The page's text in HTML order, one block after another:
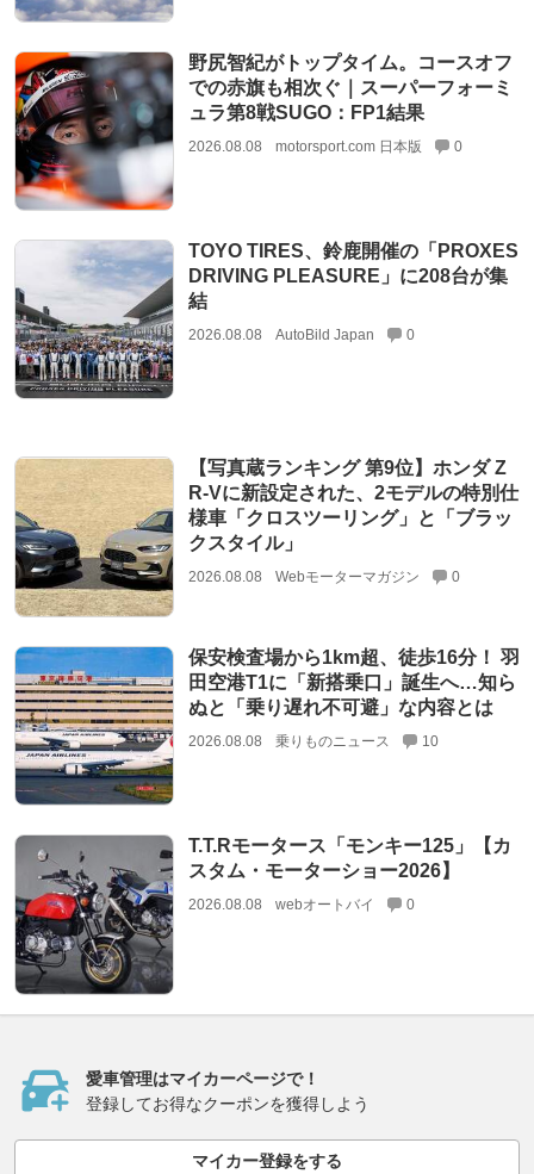
野尻智紀がトップタイム。コースオフ
での赤旗も相次ぐ｜スーパーフォーミ
ュラ第8戦SUGO：FP1結果
2026.08.08 motorsport.com 日本版 0
TOYO TIRES、鈴鹿開催の「PROXES
DRIVING PLEASURE」に208台が集
結
2026.08.08 AutoBild Japan 0
【写真蔵ランキング 第9位】ホンダ Z
R-Vに新設定された、2モデルの特別仕
様車「クロスツーリング」と「ブラッ
クスタイル」
2026.08.08 Webモーターマガジン 0
保安検査場から1km超、徒歩16分！ 羽
田空港T1に「新搭乗口」誕生へ…知ら
ぬと「乗り遅れ不可避」な内容とは
2026.08.08 乗りものニュース 10
T.T.Rモータース「モンキー125」【カ
スタム・モーターショー2026】
2026.08.08 webオートバイ 0
愛車管理はマイカーページで！
登録してお得なクーポンを獲得しよう
マイカー登録をする